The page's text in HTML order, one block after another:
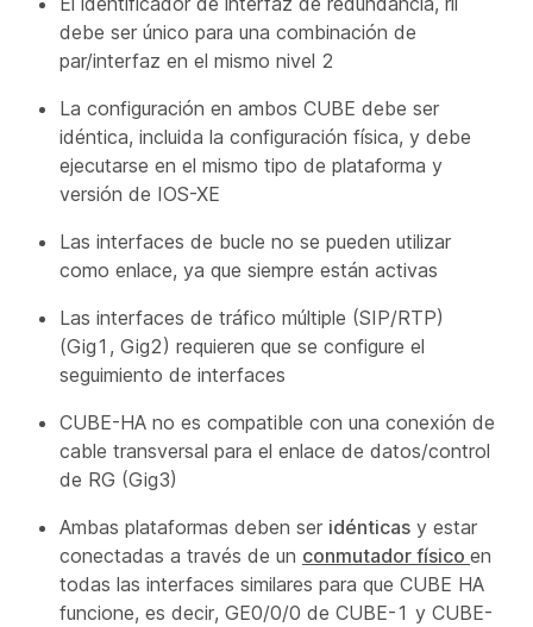
debe ser único para una combinación de
par/interfaz en el mismo nivel 2
La configuración en ambos CUBE debe ser
idéntica, incluida la configuración física, y debe
ejecutarse en el mismo tipo de plataforma y
versión de IOS-XE
Las interfaces de bucle no se pueden utilizar
como enlace, ya que siempre están activas
Las interfaces de tráfico múltiple (SIP/RTP)
(Gig1, Gig2) requieren que se configure el
seguimiento de interfaces
CUBE-HA no es compatible con una conexión de
cable transversal para el enlace de datos/control
de RG (Gig3)
Ambas plataformas deben ser idénticas y estar
conectadas a través de un conmutador físico en
todas las interfaces similares para que CUBE HA
funcione, es decir, GE0/0/0 de CUBE-1 y CUBE-